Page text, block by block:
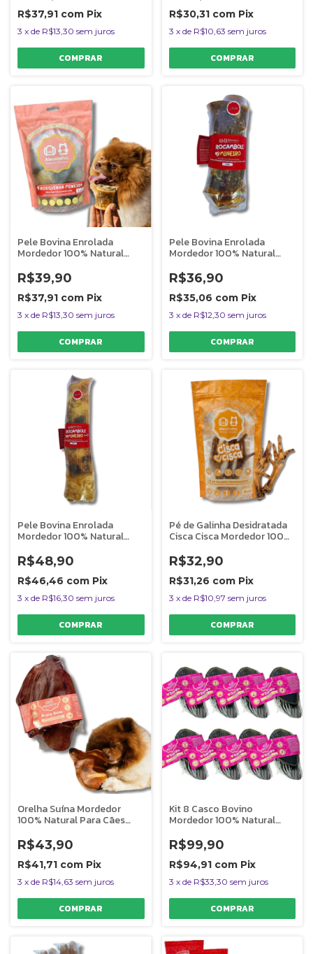
R$37,91 com Pix
3 x de R$13,30 sem juros
R$30,31 com Pix
3 x de R$10,63 sem juros
Pele Bovina Enrolada
Mordedor 100% Natural
Rosquinha Mineira
AlecrimPet
R$39,90
R$37,91 com Pix
3 x de R$13,30 sem juros
Pele Bovina Enrolada
Mordedor 100% Natural
Rocambole Mineiro Miudo
AlecrimPet
R$36,90
R$35,06 com Pix
3 x de R$12,30 sem juros
Pele Bovina Enrolada
Mordedor 100% Natural
Rocambole Mineiro Graúdo
AlecrimPet
R$48,90
R$46,46 com Pix
3 x de R$16,30 sem juros
Pé de Galinha Desidratada
Cisca Cisca Mordedor 100%
Unidades AlecrimPet
R$32,90
R$31,26 com Pix
3 x de R$10,97 sem juros
Orelha Suína Mordedor
100% Natural Para Cães
AlecrimPet
R$43,90
R$41,71 com Pix
3 x de R$14,63 sem juros
Kit 8 Casco Bovino
Mordedor 100% Natural
AlecrimPet
R$99,90
R$94,91 com Pix
3 x de R$33,30 sem juros